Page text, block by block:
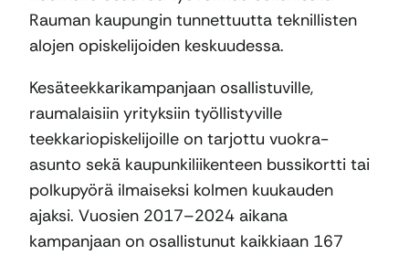
Rauman kaupungin tunnettuutta teknillisten
alojen opiskelijoiden keskuudessa.
Kesäteekkarikampanjaan osallistuville,
raumalaisiin yrityksiin työllistyville
teekkariopiskelijoille on tarjottu vuokra-
asunto sekä kaupunkiliikenteen bussikortti tai
polkupyörä ilmaiseksi kolmen kuukauden
ajaksi. Vuosien 2017–2024 aikana
kampanjaan on osallistunut kaikkiaan 167